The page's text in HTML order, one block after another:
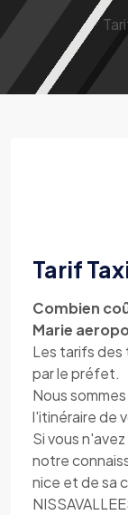
Tarif
Combien
Marie
Les tarifs des
par le préfet.
Nous
l'itinéraire de
Si vous
notre
nice et de sa